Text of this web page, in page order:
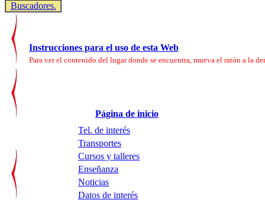
Buscadores.
Instrucciones para el uso de esta Web
Para ver el contenido del lugar donde se encuentra, mueva el ratón a la
Página de inicio
Tel. de interés
Transportes
Cursos y talleres
Enseñanza
Noticias
Datos de interés